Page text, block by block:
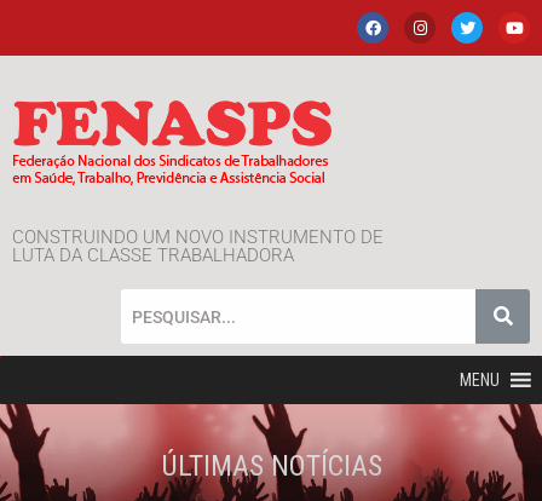
CONSTRUINDO UM NOVO INSTRUMENTO DE
LUTA DA CLASSE TRABALHADORA
MENU
ÚLTIMAS NOTÍCIAS